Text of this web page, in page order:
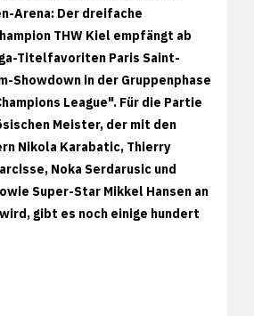
Arena: Der dreifache
THW Kiel empfängt ab
Titelfavoriten Paris Saint-
Showdown in der Gruppenphase
League". Für die Partie
Meister, der mit den
Nikola Karabatic, Thierry
Noka Serdarusic und
Super-Star Mikkel Hansen an
gibt es noch einige hundert